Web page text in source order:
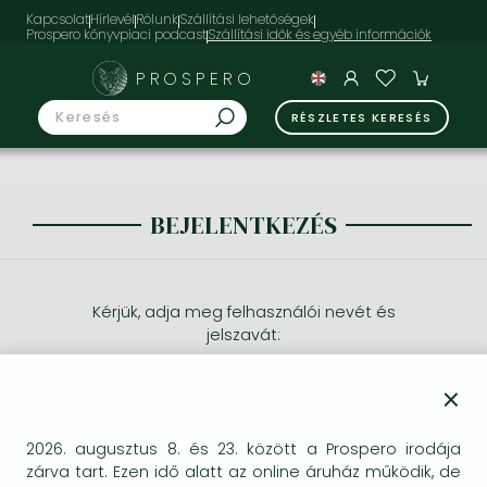
KapcsolatHírlevélRólunkSzállítási lehetőségek
Prospero könyvpiaci podcast
PROSPERO
RÉSZLETES KERESÉS
BEJELENTKEZÉS
Kérjük, adja meg felhasználói nevét és
jelszavát:
×
2026. augusztus 8. és 23. között a Prospero irodája
zárva tart. Ezen idő alatt az online áruház működik, de